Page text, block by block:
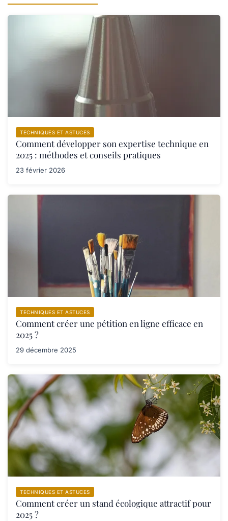
TECHNIQUES ET ASTUCES
Comment développer son expertise technique en
2025 : méthodes et conseils pratiques
23 février 2026
TECHNIQUES ET ASTUCES
Comment créer une pétition en ligne efficace en
2025 ?
29 décembre 2025
TECHNIQUES ET ASTUCES
Comment créer un stand écologique attractif pour
2025 ?